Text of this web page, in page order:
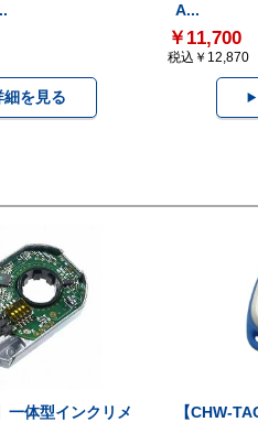
細を見る
A...
￥11,700
税込￥12,870
一体型インクリメ
【CHW-